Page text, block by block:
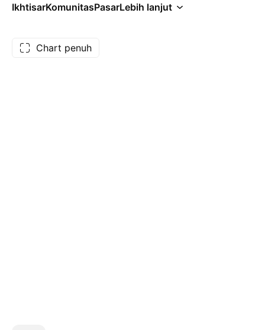
IkhtisarKomunitasPasarLebih lanjut
Chart penuh